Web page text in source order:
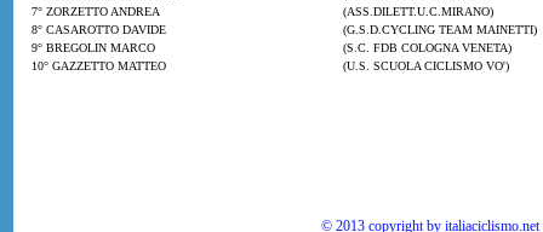
7° ZORZETTO ANDREA
(ASS.DILETT.U.C.MIRANO)
8° CASAROTTO DAVIDE
(G.S.D.CYCLING TEAM MAINETTI)
9° BREGOLIN MARCO
(S.C. FDB COLOGNA VENETA)
10° GAZZETTO MATTEO
(U.S. SCUOLA CICLISMO VO')
© 2013 copyright by